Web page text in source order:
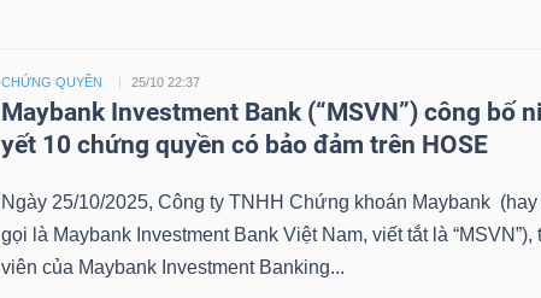
CHỨNG QUYỀN 25/10 22:37
Maybank Investment Bank (“MSVN”) công bố
yết 10 chứng quyền có bảo đảm trên HOSE
Ngày 25/10/2025, Công ty TNHH Chứng khoán Maybank (hay
gọi là Maybank Investment Bank Việt Nam, viết tắt là “MSVN”),
viên của Maybank Investment Banking...